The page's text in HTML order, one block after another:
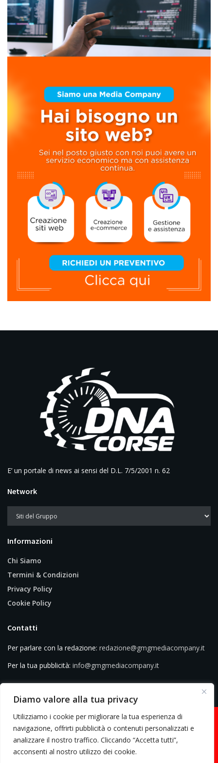
Diamo valore alla tua privacy
Utilizziamo i cookie per migliorare la tua esperienza di
navigazione, offrirti pubblicità o contenuti personalizzati e
analizzare il nostro traffico. Cliccando “Accetta tutti”,
acconsenti al nostro utilizzo dei cookie.
E’ un portale di news ai sensi del D.L. 7/5/2001 n. 62
Network
Informazioni
Chi Siamo
Termini & Condizioni
Privacy Policy
Cookie Policy
Contatti
Per parlare con la redazione: redazione@gmgmediacompany.it
Per la tua pubblicità: info@gmgmediacompany.it
© 2026 GMG Media Company Di Mossutti Gianluca | Sede legale: Corso